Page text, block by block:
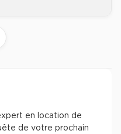
en location de
de votre prochain